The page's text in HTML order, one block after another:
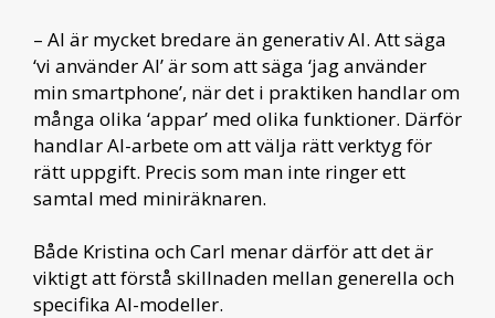
– AI är mycket bredare än generativ AI. Att säga
‘vi använder AI’ är som att säga ‘jag använder
min smartphone’, när det i praktiken handlar om
många olika ‘appar’ med olika funktioner. Därför
handlar AI-arbete om att välja rätt verktyg för
rätt uppgift. Precis som man inte ringer ett
samtal med miniräknaren.
Både Kristina och Carl menar därför att det är
viktigt att förstå skillnaden mellan generella och
specifika AI-modeller.